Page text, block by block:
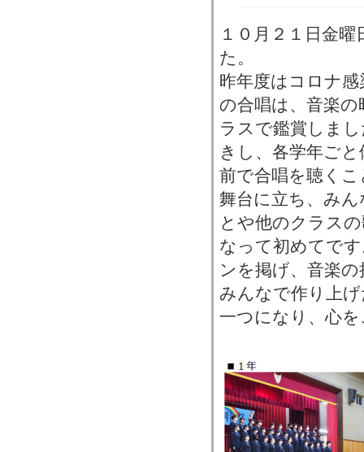
１０月２１日金
た。
昨年度はコロナ
の合唱は、音楽
ラスで鑑賞しま
きし、各学年ご
前で合唱を聴く
舞台に立ち、み
とや他のクラス
なって初めてで
ンを掲げ、音楽
みんなで作り上
一つになり、心